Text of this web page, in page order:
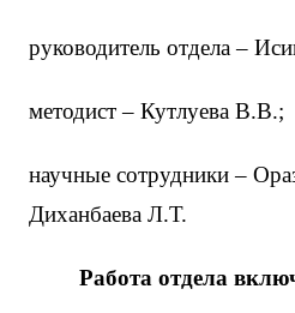
руководитель отдела –
методист – Кутлуева В.В.;
научные сотрудники –
Диханбаева Л.Т.
Работа отдела